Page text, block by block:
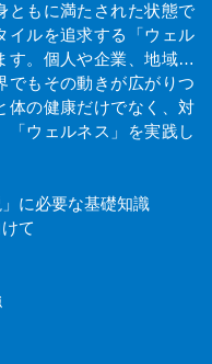
ともに満たされた状態で
イルを追求する「ウェル
す。個人や企業、地域…
でもその動きが広がりつ
体の健康だけでなく、対
「ウェルネス」を実践し
に必要な基礎知識
て